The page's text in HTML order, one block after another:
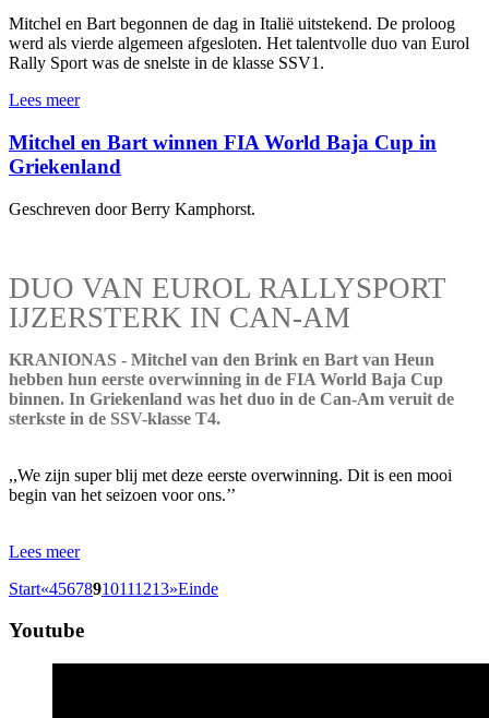
Mitchel en Bart begonnen de dag in Italië uitstekend. De proloog
werd als vierde algemeen afgesloten. Het talentvolle duo van Eurol
Rally Sport was de snelste in de klasse SSV1.
Lees meer
Mitchel en Bart winnen FIA World Baja Cup in
Griekenland
Geschreven door Berry Kamphorst.
DUO VAN EUROL RALLYSPORT
IJZERSTERK IN CAN-AM
KRANIONAS - Mitchel van den Brink en Bart van Heun
hebben hun eerste overwinning in de FIA World Baja Cup
binnen. In Griekenland was het duo in de Can-Am veruit de
sterkste in de SSV-klasse T4.
,,We zijn super blij met deze eerste overwinning. Dit is een mooi
begin van het seizoen voor ons.’’
Lees meer
Start«45678910111213»Einde
Youtube